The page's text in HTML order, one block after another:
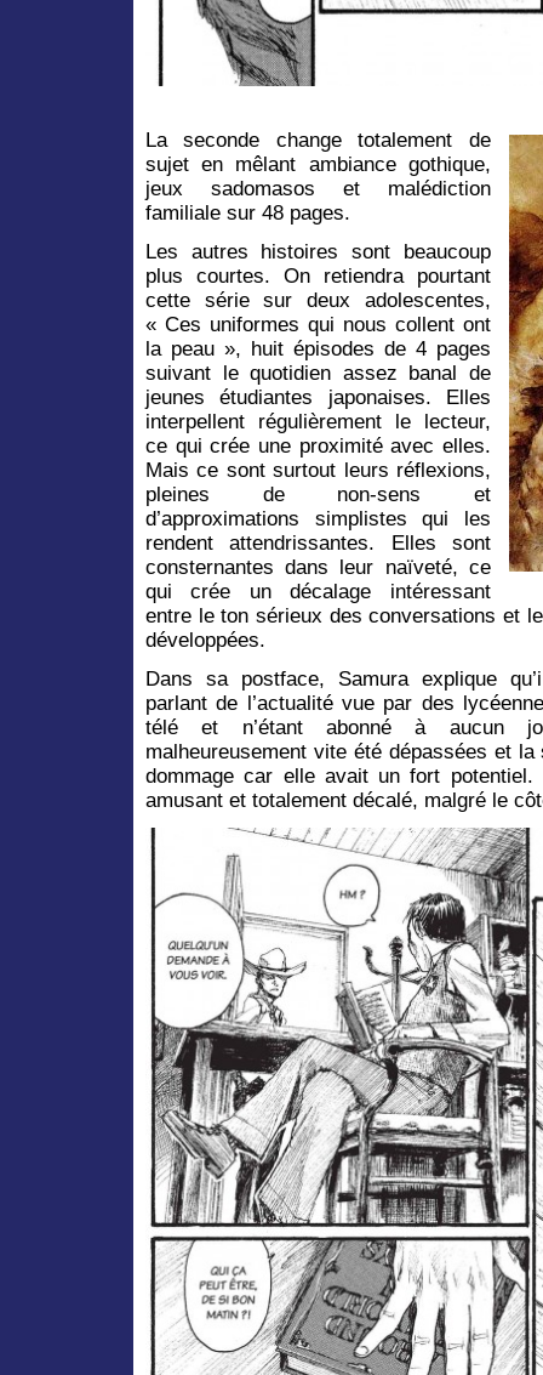
La seconde change totalement de
sujet en mêlant ambiance gothique,
jeux sadomasos et malédiction
familiale sur 48 pages.
Les autres histoires sont beaucoup
plus courtes. On retiendra pourtant
cette série sur deux adolescentes,
« Ces uniformes qui nous collent ont
la peau », huit épisodes de 4 pages
suivant le quotidien assez banal de
jeunes étudiantes japonaises. Elles
interpellent régulièrement le lecteur,
ce qui crée une proximité avec elles.
Mais ce sont surtout leurs réflexions,
pleines de non-sens et
d’approximations simplistes qui les
rendent attendrissantes. Elles sont
consternantes dans leur naïveté, ce
qui crée un décalage intéressant
entre le ton sérieux des conversations et
développées.
Dans sa postface, Samura explique
parlant de l’actualité vue par des
télé et n’étant abonné à aucun
malheureusement vite été dépassées et
dommage car elle avait un fort
amusant et totalement décalé, malgré le